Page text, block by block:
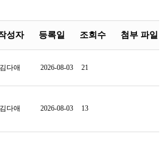
성자 등록일 조회수 첨부 파일
김다애 2026-08-03 21
김다애 2026-08-03 13